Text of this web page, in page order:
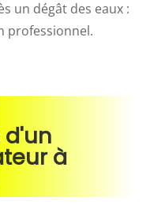
un dégât des eaux :
professionnel.
d'un
à